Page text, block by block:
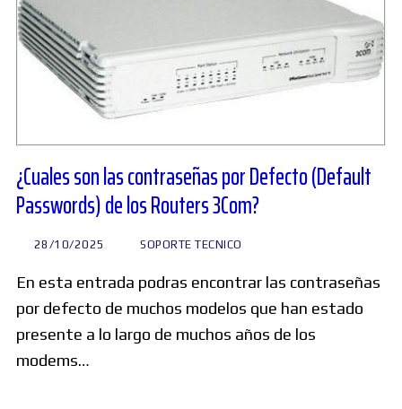
¿Cuales son las contraseñas por Defecto (Default
Passwords) de los Routers 3Com?
28/10/2025 SOPORTE TECNICO
En esta entrada podras encontrar las contraseñas
por defecto de muchos modelos que han estado
presente a lo largo de muchos años de los
modems…